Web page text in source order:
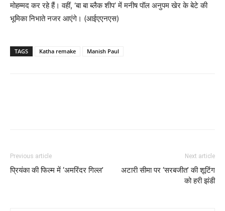
मोहम्मद कर रहे हैं। वहीं, ‘बा बा ब्लैक शीप’ में मनीष पॉल अनुपम खेर के बेटे की
भूमिका निभाते नजर आएंगे। (आईएएनएस)
TAGS Katha remake Manish Paul
Previous article
प्रियंका की फिल्‍म में ‘अमरिंदर गिल्‍ल’
Next article
अटारी सीमा पर ‘सरबजीत’ की शूटिंग
को हरी झंडी